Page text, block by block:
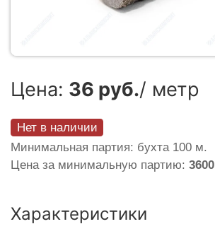
Цена: 36 руб./ метр
Нет в наличии
Минимальная партия: бухта 100 м.
Цена за минимальную партию: 3600
Характеристики